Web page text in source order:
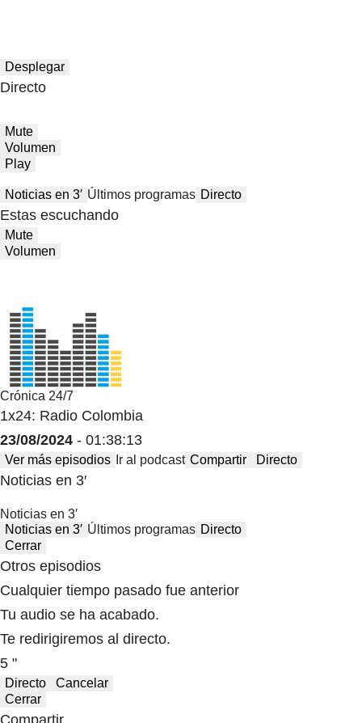
Desplegar
Directo
Mute
Volumen
Play
Noticias en 3′ Últimos programas Directo
Estas escuchando
Mute
Volumen
Crónica 24/7
1x24: Radio Colombia
23/08/2024 - 01:38:13
Ver más episodios Ir al podcast Compartir Directo
Noticias en 3′
Noticias en 3′
Noticias en 3′ Últimos programas Directo
Cerrar
Otros episodios
Cualquier tiempo pasado fue anterior
Tu audio se ha acabado.
Te redirigiremos al directo.
5 "
Directo
Cancelar
Cerrar